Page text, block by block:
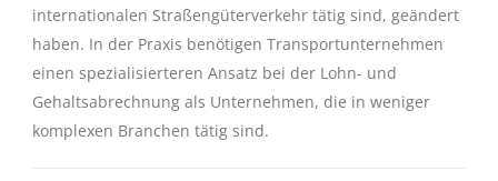
internationalen Straßengüterverkehr tätig sind, geändert
haben. In der Praxis benötigen Transportunternehmen
einen spezialisierteren Ansatz bei der Lohn- und
Gehaltsabrechnung als Unternehmen, die in weniger
komplexen Branchen tätig sind.